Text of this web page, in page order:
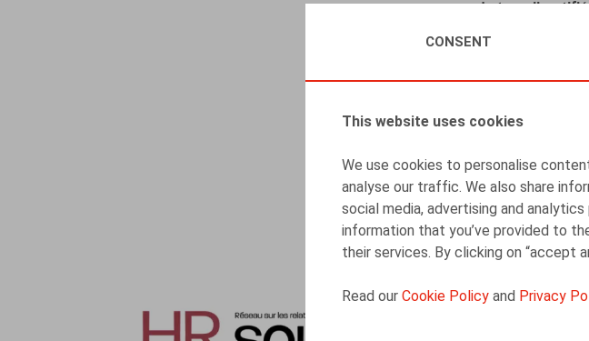
CONSENT
This website uses cookies
We use cookies to personalise
analyse our traffic. We also share
social media, advertising and
information that you’ve provided to
their services. By clicking on “accept
Read our Cookie Policy and Privacy
de travail